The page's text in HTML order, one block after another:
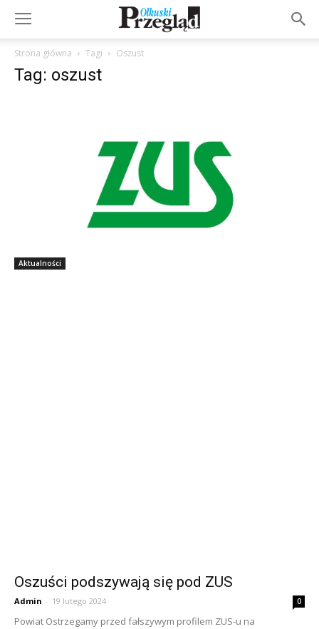
Strona główna Tagi Oszust
Tag: oszust
Aktualności
Oszuści podszywają się pod ZUS
Admin - 19 lutego 2024 0
Powiat Ostrzegamy przed fałszywym profilem ZUS-u na